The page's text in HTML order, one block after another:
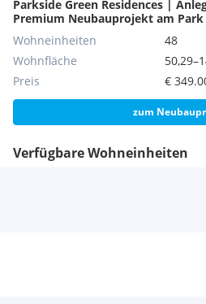
Verfügbare Wohneinheiten
Parkside Green Residences |
Premium Neubauprojekt am Park
Wohneinheiten
48
Wohnfläche
Preis
€
zum